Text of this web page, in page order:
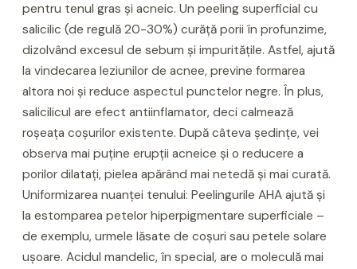
pentru tenul gras și acneic. Un peeling superficial cu
salicilic (de regulă 20-30%) curăță porii în profunzime,
dizolvând excesul de sebum și impuritățile. Astfel, ajută
la vindecarea leziunilor de acnee, previne formarea
altora noi și reduce aspectul punctelor negre. În plus,
salicilicul are efect antiinflamator, deci calmează
roșeața coșurilor existente. După câteva ședințe, vei
observa mai puține erupții acneice și o reducere a
porilor dilatați, pielea apărând mai netedă și mai curată.
Uniformizarea nuanței tenului: Peelingurile AHA ajută și
la estomparea petelor hiperpigmentare superficiale –
de exemplu, urmele lăsate de coșuri sau petele solare
ușoare. Acidul mandelic, în special, are o moleculă mai